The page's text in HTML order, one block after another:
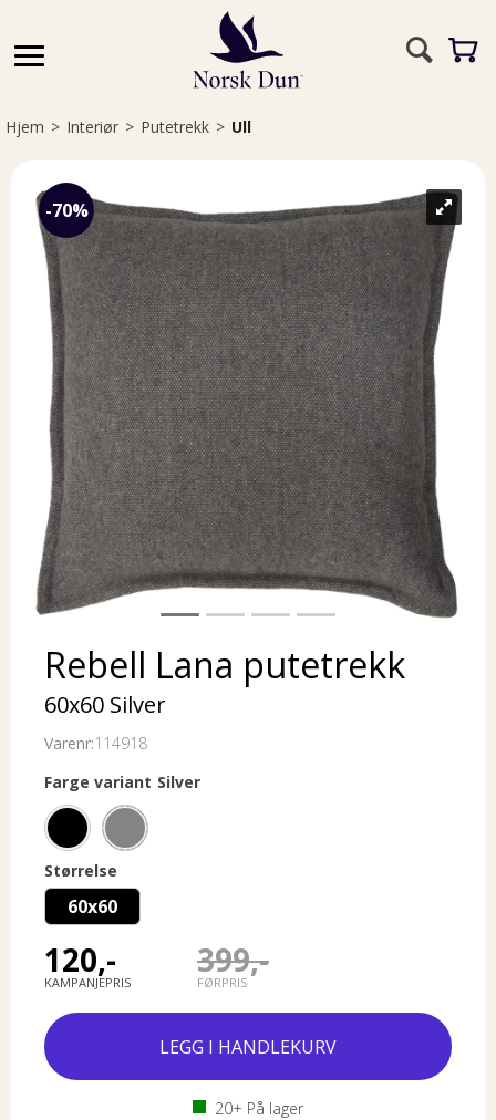
Hjem>Interiør>Putetrekk>Ull
70%
Rebell Lana putetrekk
60x60 Silver
Varenr:114918
Farge variant Silver
Størrelse
60x60
120,-
KAMPANJEPRIS
399,-
FØRPRIS
20+ På lager